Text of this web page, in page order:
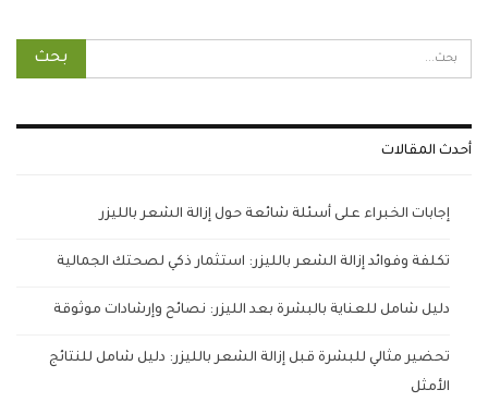
أحدث المقالات
إجابات الخبراء على أسئلة شائعة حول إزالة الشعر بالليزر
تكلفة وفوائد إزالة الشعر بالليزر: استثمار ذكي لصحتك الجمالية
دليل شامل للعناية بالبشرة بعد الليزر: نصائح وإرشادات موثوقة
تحضير مثالي للبشرة قبل إزالة الشعر بالليزر: دليل شامل للنتائج
الأمثل